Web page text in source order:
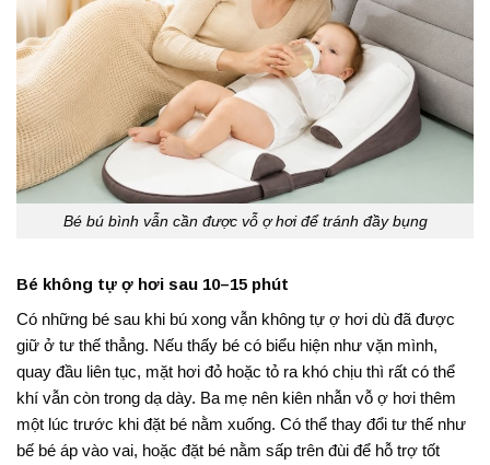
Bé bú bình vẫn cần được vỗ ợ hơi để tránh đầy bụng
Bé không tự ợ hơi sau 10–15 phút
Có những bé sau khi bú xong vẫn không tự ợ hơi dù đã được
giữ ở tư thế thẳng. Nếu thấy bé có biểu hiện như vặn mình,
quay đầu liên tục, mặt hơi đỏ hoặc tỏ ra khó chịu thì rất có thể
khí vẫn còn trong dạ dày. Ba mẹ nên kiên nhẫn vỗ ợ hơi thêm
một lúc trước khi đặt bé nằm xuống. Có thể thay đổi tư thế như
bế bé áp vào vai, hoặc đặt bé nằm sấp trên đùi để hỗ trợ tốt